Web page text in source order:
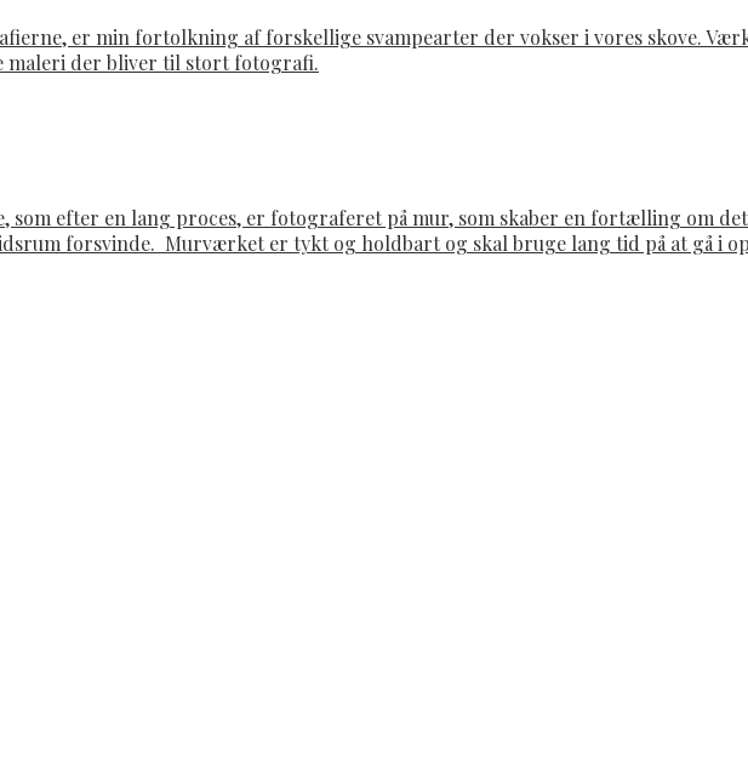
er min fortolkning af forskellige svampearter der vokser i vores skove.
maleri der bliver til stort fotografi.
som efter en lang proces, er fotograferet på mur, som skaber en fortælling om
forsvinde. Murværket er tykt og holdbart og skal bruge lang tid på at gå i